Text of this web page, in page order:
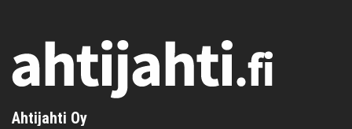
Ahtijahti Oy